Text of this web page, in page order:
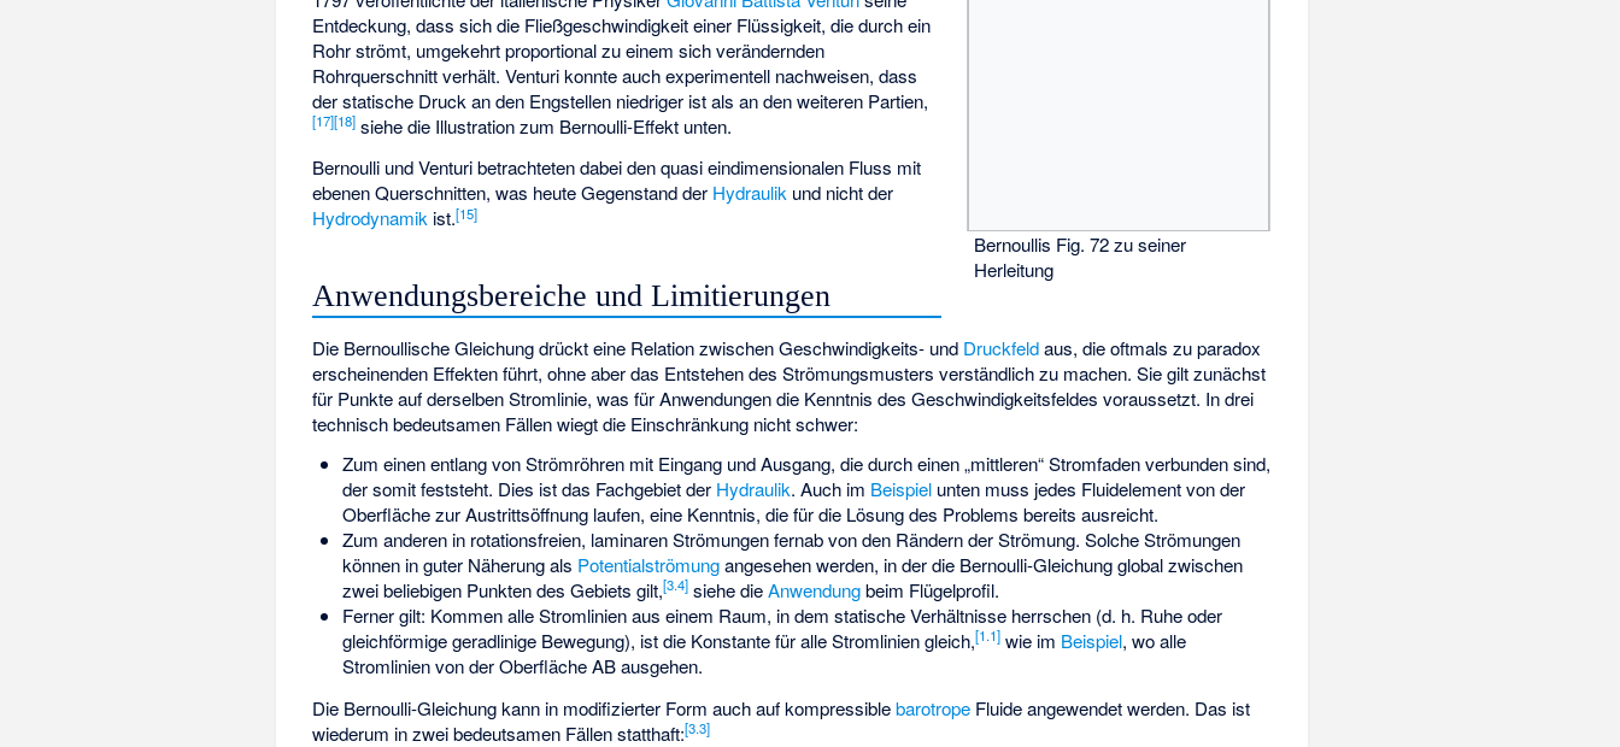
Bernoullis Fig. 72 zu seiner
Herleitung
Entdeckung, dass sich die Fließgeschwindigkeit einer Flüssigkeit, die durch ein
Rohr strömt, umgekehrt proportional zu einem sich verändernden
Rohrquerschnitt verhält. Venturi konnte auch experimentell nachweisen, dass
der statische Druck an den Engstellen niedriger ist als an den weiteren Partien,
[17][18] siehe die Illustration zum Bernoulli-Effekt unten.
Bernoulli und Venturi betrachteten dabei den quasi eindimensionalen Fluss mit
ebenen Querschnitten, was heute Gegenstand der Hydraulik und nicht der
Hydrodynamik ist.[15]
Anwendungsbereiche und Limitierungen
Die Bernoullische Gleichung drückt eine Relation zwischen Geschwindigkeits- und Druckfeldaus, die oftmals zu paradox
erscheinenden Effekten führt, ohne aber das Entstehen des Strömungsmusters verständlich zu machen. Sie gilt zunächst
für Punkte auf derselben Stromlinie, was für Anwendungen die Kenntnis des Geschwindigkeitsfeldes voraussetzt. In drei
technisch bedeutsamen Fällen wiegt die Einschränkung nicht schwer:
Zum einen entlang von Strömröhren mit Eingang und Ausgang, die durch einen „mittleren“ Stromfaden verbunden sind,
der somit feststeht. Dies ist das Fachgebiet der Hydraulik. Auch im Beispielunten muss jedes Fluidelement von der
Oberfläche zur Austrittsöffnung laufen, eine Kenntnis, die für die Lösung des Problems bereits ausreicht.
Zum anderen in rotationsfreien, laminaren Strömungen fernab von den Rändern der Strömung. Solche Strömungen
können in guter Näherung als Potentialströmungangesehen werden, in der die Bernoulli-Gleichung global zwischen
zwei beliebigen Punkten des Gebiets gilt,[3.4]siehe dieAnwendungbeim Flügelprofil.
Ferner gilt: Kommen alle Stromlinien aus einem Raum, in dem statische Verhältnisse herrschen (d. h. Ruhe oder
gleichförmige geradlinige Bewegung), ist die Konstante für alle Stromlinien gleich,[1.1]wie im Beispiel, wo alle
Stromlinien von der Oberfläche AB ausgehen.
Die Bernoulli-Gleichung kann in modifizierter Form auch auf kompressiblebarotrope Fluide angewendet werden. Das ist
wiederum in zwei bedeutsamen Fällen statthaft:[3.3]